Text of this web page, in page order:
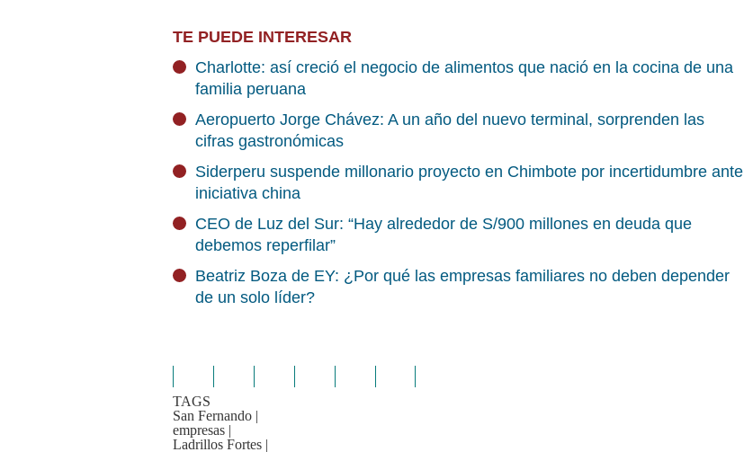
TE PUEDE INTERESAR
Charlotte: así creció el negocio de alimentos que nació en la cocina de una
familia peruana
Aeropuerto Jorge Chávez: A un año del nuevo terminal, sorprenden las
cifras gastronómicas
Siderperu suspende millonario proyecto en Chimbote por incertidumbre ante
iniciativa china
CEO de Luz del Sur: “Hay alrededor de S/900 millones en deuda que
debemos reperfilar”
Beatriz Boza de EY: ¿Por qué las empresas familiares no deben depender
de un solo líder?
TAGS
San Fernando |
empresas |
Ladrillos Fortes |